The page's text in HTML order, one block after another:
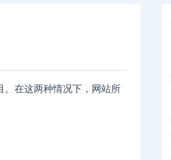
。在这两种情况下，网站所